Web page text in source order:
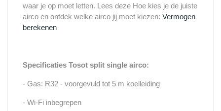
waar je op moet letten. Lees deze Hoe kies je de juiste
airco en ontdek welke airco jij moet kiezen: Vermogen
berekenen
Specificaties Tosot split single airco:
- Gas: R32 - voorgevuld tot 5 m koelleiding
- Wi-Fi inbegrepen